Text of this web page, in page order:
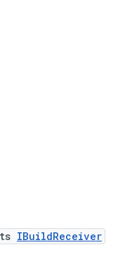
IBuildReceiver